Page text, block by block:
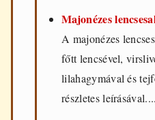
Majonézes
A majonézes
főtt lencsével,
lilahagymával és
részletes leírásával....